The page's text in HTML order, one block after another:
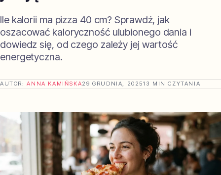
Ile kalorii ma pizza 40 cm? Sprawdź, jak
oszacować kaloryczność ulubionego dania i
dowiedz się, od czego zależy jej wartość
energetyczna.
AUTOR:ANNA KAMIŃSKA29 GRUDNIA, 202513 MIN CZYTANIA